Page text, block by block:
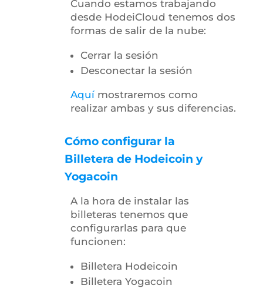
Cuando estamos trabajando
desde HodeiCloud tenemos dos
formas de salir de la nube:
Cerrar la sesión
Desconectar la sesión
Aquímostraremos como
realizar ambas y sus diferencias.
Cómo configurar la
Billetera de Hodeicoin y
Yogacoin
A la hora de instalar las
billeteras tenemos que
configurarlas para que
funcionen:
Billetera Hodeicoin
Billetera Yogacoin